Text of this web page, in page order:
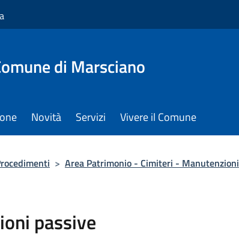
di Marsciano
Novità Servizi Vivere il Comune
> Area Patrimonio - Cimiteri - Manutenzioni
passive